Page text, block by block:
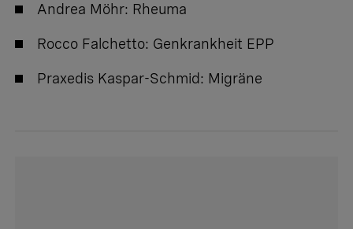
Andrea Möhr: Rheuma
Rocco Falchetto: Genkrankheit EPP
Praxedis Kaspar-Schmid: Migräne